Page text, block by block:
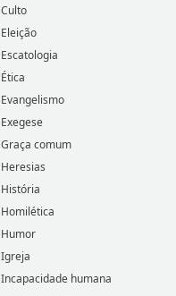
Culto
Eleição
Escatologia
Ética
Evangelismo
Exegese
Graça comum
Heresias
História
Homilética
Humor
Igreja
Incapacidade humana